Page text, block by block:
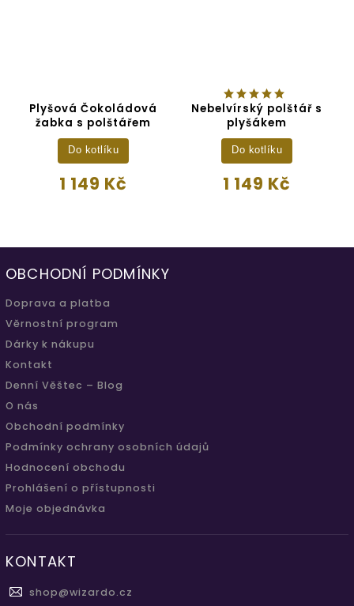
Plyšová Čokoládová
žabka s polštářem
1 149 Kč
Do kotlíku
Nebelvírský polštář s
plyšákem
1 149 Kč
Do kotlíku
OBCHODNÍ PODMÍNKY
Doprava a platba
Věrnostní program
Dárky k nákupu
Kontakt
Denní Věštec – Blog
O nás
Obchodní podmínky
Podmínky ochrany osobních údajů
Hodnocení obchodu
Prohlášení o přístupnosti
Moje objednávka
KONTAKT
shop@wizardo.cz